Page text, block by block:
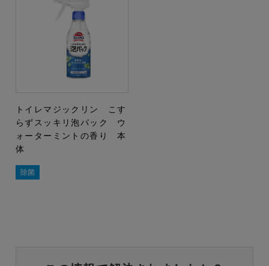
トイレマジックリン こす
らずスッキリ泡パック ウ
ォーターミントの香り 本
体
除菌